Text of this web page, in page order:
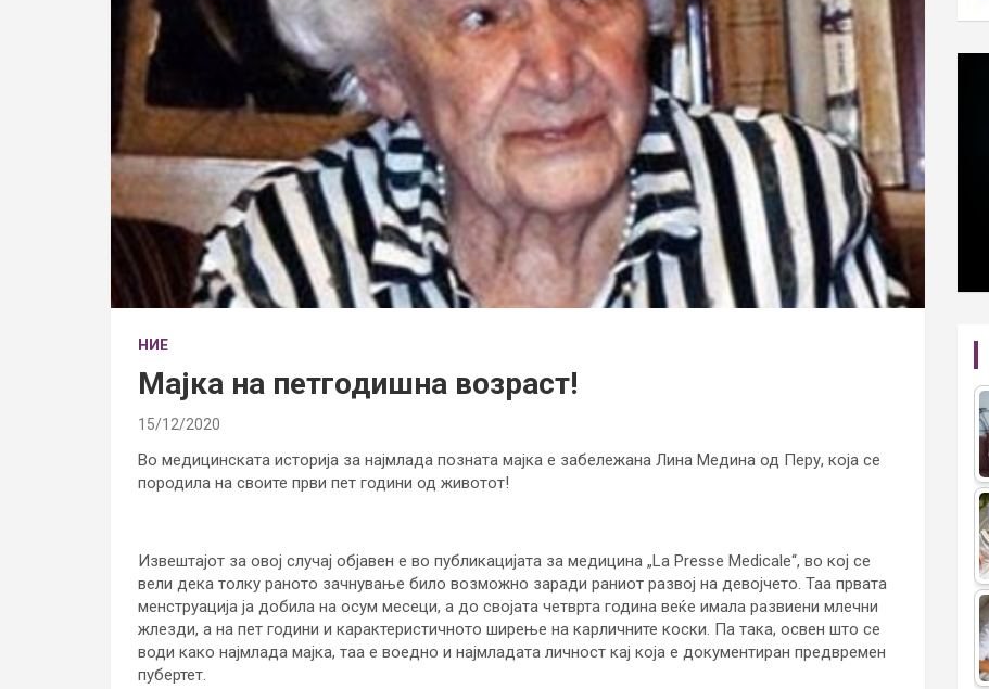
НИЕ
Мајка на петгодишна возраст!
15/12/2020
Во медицинската историја за најмлада позната мајка е забележана Лина Медина од Перу, која се
породила на своите први пет години од животот!
Извештајот за овој случај објавен е во публикацијата за медицина „La Presse Medicale“, во кој се
вели дека толку раното зачнување било возможно заради раниот развој на девојчето. Таа првата
менструација ја добила на осум месеци, а до својата четврта година веќе имала развиени млечни
жлезди, а на пет години и карактеристичното ширење на карличните коски. Па така, освен што се
води како најмлада мајка, таа е воедно и најмладата личност кај која е документиран предвремен
пубертет.